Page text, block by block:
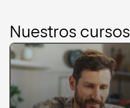
Nuestros cursos